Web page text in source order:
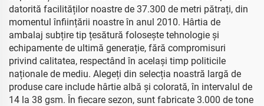
datorită facilităților noastre de 37.300 de metri pătrați, din
momentul înființării noastre în anul 2010. Hârtia de
ambalaj subțire tip țesătură folosește tehnologie și
echipamente de ultimă generație, fără compromisuri
privind calitatea, respectând în același timp politicile
naționale de mediu. Alegeți din selecția noastră largă de
produse care include hârtie albă și colorată, în intervalul de
14 la 38 gsm. În fiecare sezon, sunt fabricate 3.000 de tone